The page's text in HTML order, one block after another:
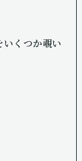
いくつか覗い